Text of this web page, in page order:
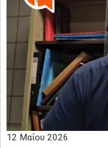
12 Μαΐου 2026